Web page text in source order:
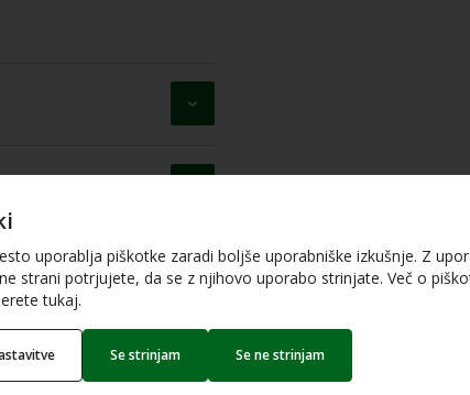
uporablja piškotke zaradi boljše uporabniške izkušnje. Z
strani potrjujete, da se z njihovo uporabo strinjate. Več o
tukaj.
Se strinjam Se ne strinjam